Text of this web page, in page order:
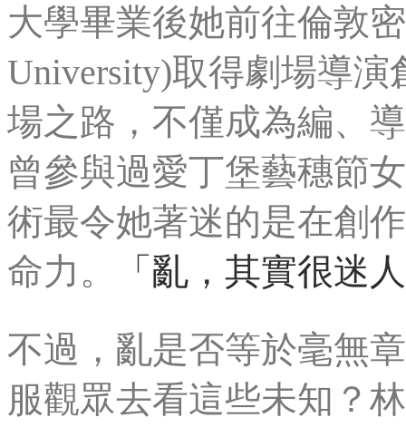
大學畢業後她前往倫敦
University)取得劇場導
場之路，不僅成為編、
曾參與過愛丁堡藝穗節
術最令她著迷的是在創
命力。
「亂，其實很迷
不過，亂是否等於毫無
服觀眾去看這些未知？